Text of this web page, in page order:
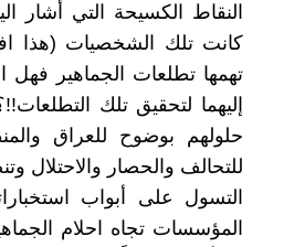
النقاط الكسيحة التي أشار
كانت تلك الشخصيات (هذا
تهمها تطلعات الجماهير فهل
إليهما لتحقيق تلك
حلولهم بوضوح للعراق
للتحالف والحصار
التسول على أبواب
المؤسسات تجاه احلام